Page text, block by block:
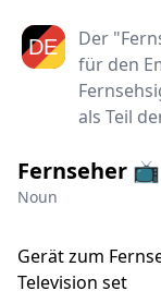
Der
für den
als Teil
Fernseher 📺
Noun
Gerät zum
Television set